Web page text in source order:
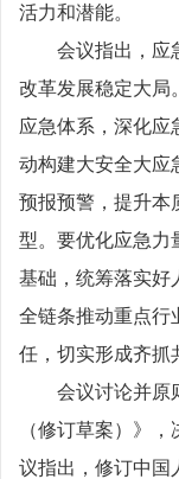
活力和潜能。
会议指出，应急
改革发展稳定大局
应急体系，深化应
动构建大安全大应
预报预警，提升本
型。要优化应急力
基础，统筹落实好
全链条推动重点行
任，切实形成齐抓
会议讨论并原则
（修订草案）》
议指出，修订中国